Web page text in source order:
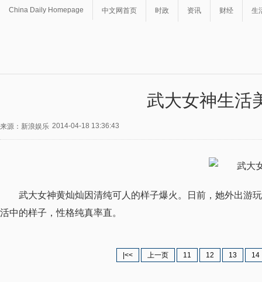
China Daily Homepage 中文网首页 时政 资讯 财经 生
武大女神生活
来源：新浪娱乐 2014-04-18 13:36:43
武大女神黄灿灿因清纯可人的样子爆火。日前，她外出游
活中的样子，性格纯真率直。
|<< 上一页 11 12 13 14